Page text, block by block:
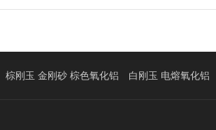
棕刚玉 金刚砂 棕色氧化铝 白刚玉 电熔氧化铝